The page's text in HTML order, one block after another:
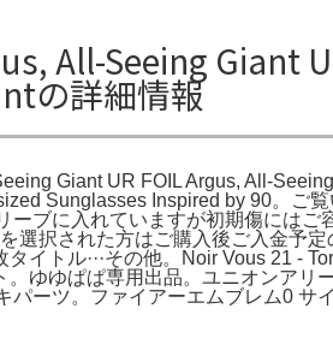
All-Seeing Giant
の詳細情報
Giant UR FOIL Argus, All-
Sunglasses Inspired by 90。ご
ーブに入れていますが初期傷には
選択された方はご購入後ご入金予
タイトル···その他。Noir Vous 21 -
。ゆゆぱぱ専用出品。ユニオン
ーツ。ファイアーエムブレム0 サ